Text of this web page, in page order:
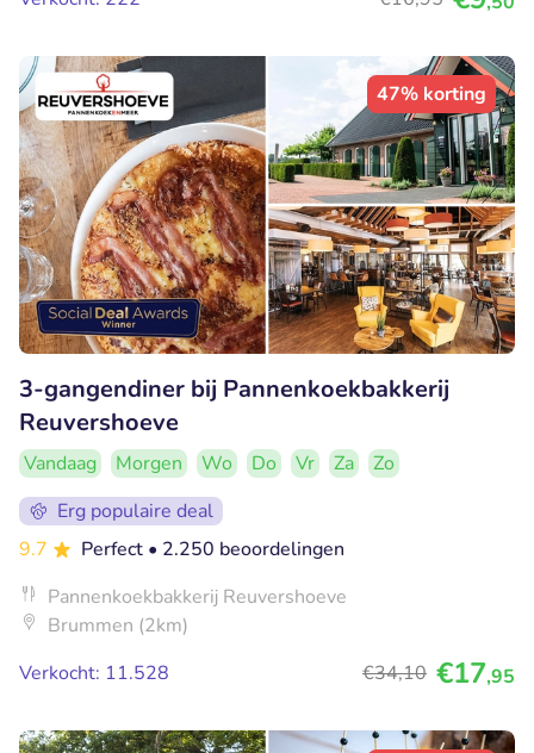
47% korting
3-gangendiner bij Pannenkoekbakkerij
Reuvershoeve
Vandaag Morgen Wo Do Vr Za
Zo
Erg populaire deal
9.7
Perfect • 2.250 beoordelingen
Pannenkoekbakkerij Reuvershoeve
Brummen (2km)
Verkocht: 11.528
€34,10 €17,95